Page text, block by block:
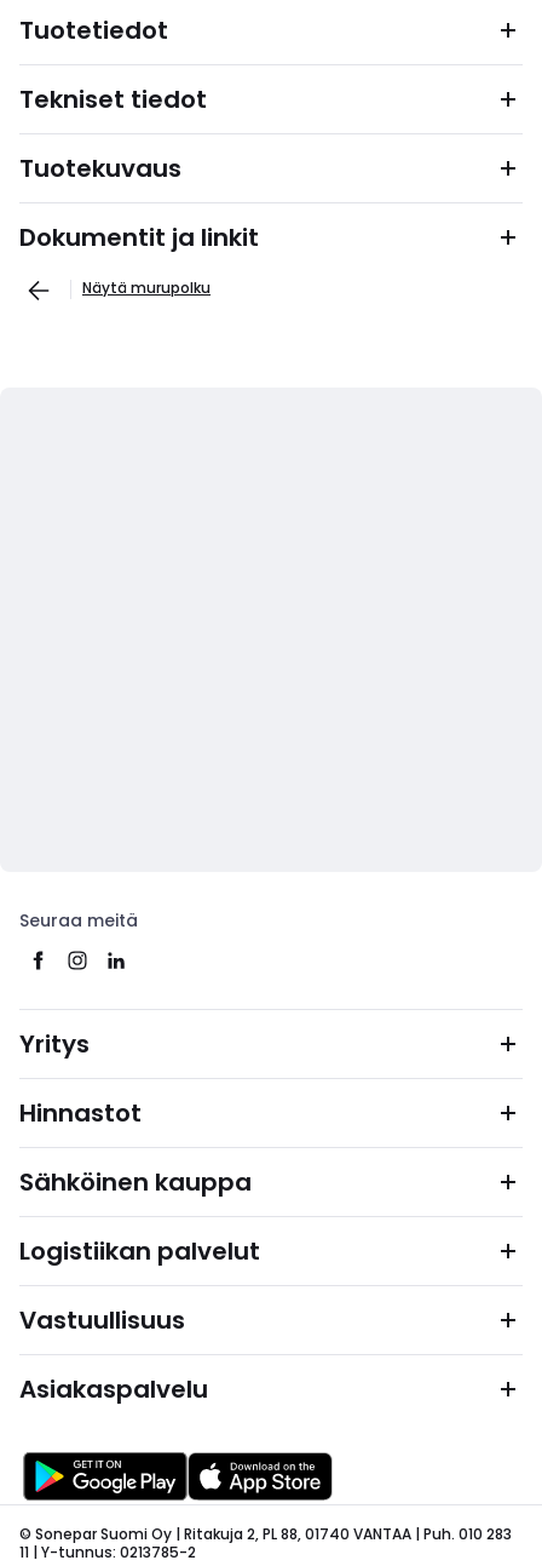
Tuotetiedot
Tekniset tiedot
Tuotekuvaus
Dokumentit ja linkit
Näytä murupolku
Seuraa meitä
Yritys
Hinnastot
Sähköinen kauppa
Logistiikan palvelut
Vastuullisuus
Asiakaspalvelu
© Sonepar Suomi Oy | Ritakuja 2, PL 88, 01740 VANTAA | Puh. 010 283
11 | Y-tunnus: 0213785-2